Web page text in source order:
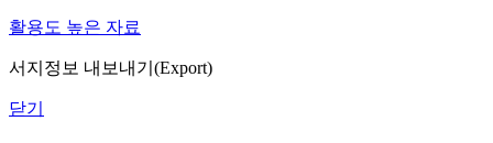
활용도 높은 자료
서지정보 내보내기(Export)
닫기